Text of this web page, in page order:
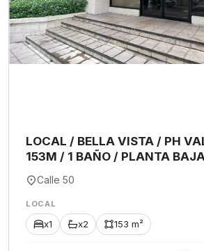
LOCAL / BELLA VISTA / PH
153M / 1 BAÑO / PLANTA
Calle 50
LOCAL
x1 x2 153 m²